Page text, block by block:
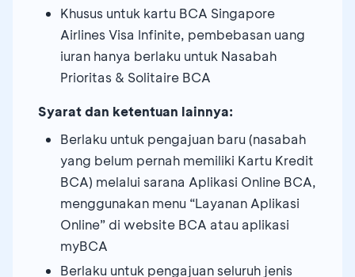
Khusus untuk kartu BCA Singapore
Airlines Visa Infinite, pembebasan uang
iuran hanya berlaku untuk Nasabah
Prioritas & Solitaire BCA
Syarat dan ketentuan lainnya:
Berlaku untuk pengajuan baru (nasabah
yang belum pernah memiliki Kartu Kredit
BCA) melalui sarana Aplikasi Online BCA,
menggunakan menu “Layanan Aplikasi
Online” di website BCA atau aplikasi
myBCA
Berlaku untuk pengajuan seluruh jenis